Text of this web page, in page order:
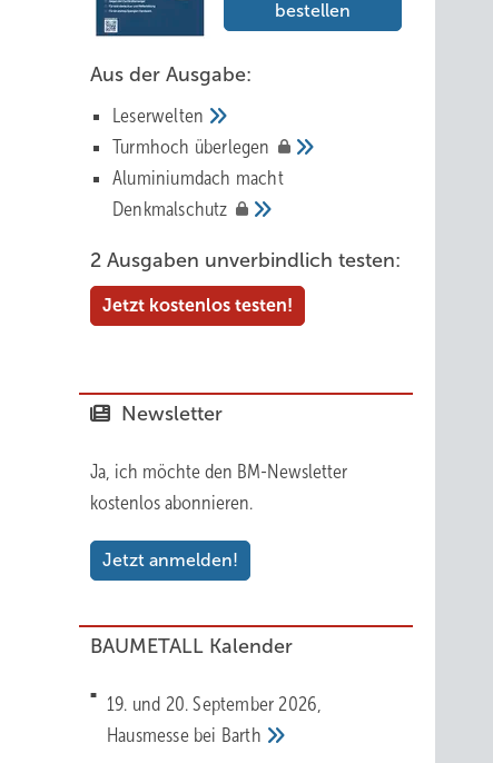
bestellen
Aus der Ausgabe:
Leserwelten
Tur mhoch überlegen
Aluminiumdach macht
Denkmalschutz
2 Ausgaben unverbindlich testen:
Jetzt kostenlos testen!
Newsletter
Ja, ich möchte den BM-Newsletter
kostenlos abonnieren.
Jetzt anmelden!
BAUMETALL Kalender
19. und 20. September 2026,
Hausmesse bei Barth